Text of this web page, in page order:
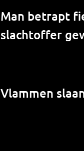
Man betrapt
slachtoffer
Vlammen